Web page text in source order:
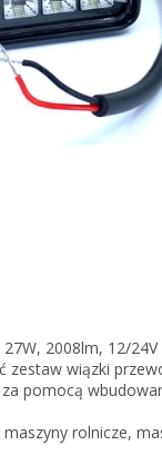
2008lm, 12/24V
zestaw wiązki
za pomocą
rolnicze,